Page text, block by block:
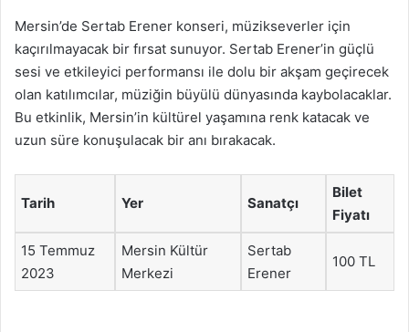
Mersin’de Sertab Erener konseri, müzikseverler için
kaçırılmayacak bir fırsat sunuyor. Sertab Erener’in güçlü
sesi ve etkileyici performansı ile dolu bir akşam geçirecek
olan katılımcılar, müziğin büyülü dünyasında kaybolacaklar.
Bu etkinlik, Mersin’in kültürel yaşamına renk katacak ve
uzun süre konuşulacak bir anı bırakacak.
Tarih Yer Sanatçı
Bilet
Fiyatı
15 Temmuz
2023
Mersin Kültür
Merkezi
Sertab
Erener
100 TL